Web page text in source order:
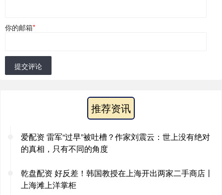
你的邮箱*
提交评论
推荐资讯
爱配资 雷军“过早”被吐槽？作家刘震云：世上没有绝对
的真相，只有不同的角度
乾盘配资 好反差！韩国教授在上海开出两家二手商店丨
上海滩上洋掌柜